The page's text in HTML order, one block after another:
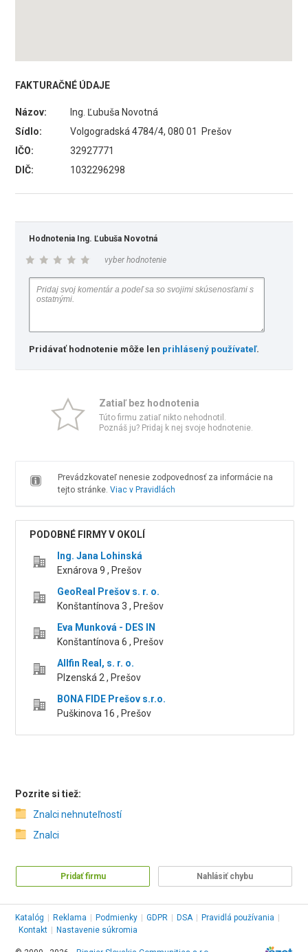
FAKTURAČNÉ ÚDAJE
Názov:
Ing. Ľubuša Novotná
Sídlo:
Volgogradská 4784/4, 080 01 Prešov
IČO:
32927771
DIČ:
1032296298
Hodnotenia Ing. Ľubuša Novotná
vyber hodnotenie
Pridávať hodnotenie môže len prihlásený používateľ.
Zatiaľ bez hodnotenia
Túto firmu zatiaľ nikto nehodnotil.
Poznáš ju? Pridaj k nej svoje hodnotenie.
Prevádzkovateľ nenesie zodpovednosť za informácie na
tejto stránke. Viac v Pravidlách
PODOBNÉ FIRMY V OKOLÍ
Ing. Jana Lohinská
Exnárova 9 , Prešov
GeoReal Prešov s. r. o.
Konštantínova 3 , Prešov
Eva Munková - DES IN
Konštantínova 6 , Prešov
Allfin Real, s. r. o.
Plzenská 2 , Prešov
BONA FIDE Prešov s.r.o.
Puškinova 16 , Prešov
Pozrite si tiež:
Znalci nehnuteľností
Znalci
Pridať firmu Nahlásiť chybu
Katalóg Reklama Podmienky GDPR DSA Pravidlá používania
Kontakt
Nastavenie súkromia